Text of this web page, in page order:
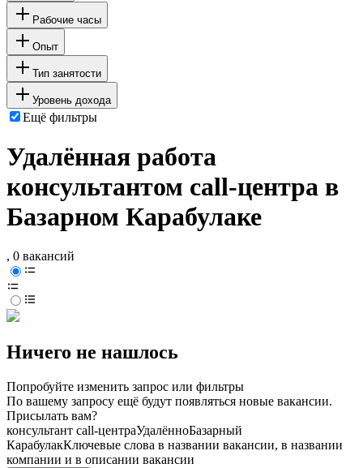
Рабочие часы
Опыт
Тип занятости
Уровень дохода
Ещё фильтры
Удалённая работа
консультантом call-центра в
Базарном Карабулаке
, 0 вакансий
Ничего не нашлось
Попробуйте изменить запрос или фильтры
По вашему запросу ещё будут появляться новые вакансии.
Присылать вам?
консультант call-центраУдалённоБазарный
КарабулакКлючевые слова в названии вакансии, в названии
компании и в описании вакансии